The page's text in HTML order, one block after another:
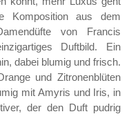
Komposition aus dem
von Francis
Duftbild. Ein
dabei blumig und frisch.
und Zitronenblüten
mit Amyris und Iris, in
der den Duft pudrig